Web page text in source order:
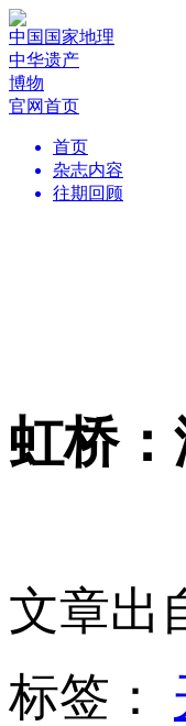
中国国家地理
中华遗产
博物
官网首页
首页
杂志内容
往期回顾
虹桥
文章出
标签：